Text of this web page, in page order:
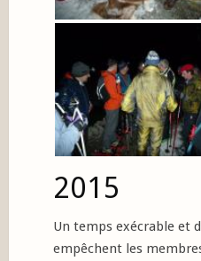
2015
Un temps exécrable et
empêchent les